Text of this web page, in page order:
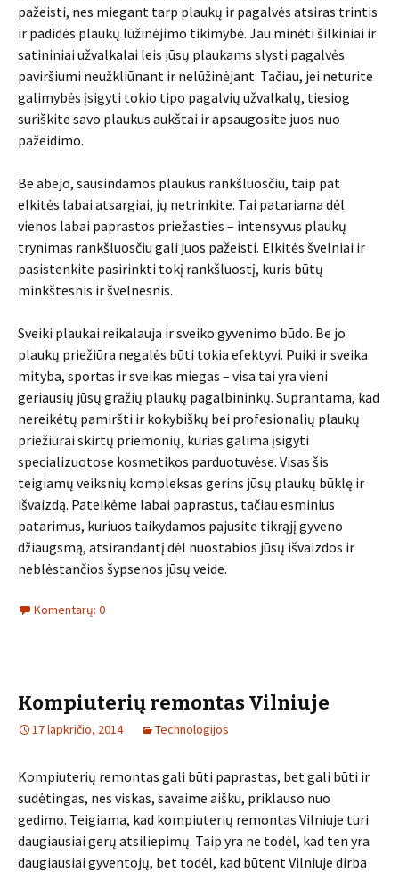
pažeisti, nes miegant tarp plaukų ir pagalvės atsiras trintis
ir padidės plaukų lūžinėjimo tikimybė. Jau minėti šilkiniai ir
satininiai užvalkalai leis jūsų plaukams slysti pagalvės
paviršiumi neužkliūnant ir nelūžinėjant. Tačiau, jei neturite
galimybės įsigyti tokio tipo pagalvių užvalkalų, tiesiog
suriškite savo plaukus aukštai ir apsaugosite juos nuo
pažeidimo.
Be abejo, sausindamos plaukus rankšluosčiu, taip pat
elkitės labai atsargiai, jų netrinkite. Tai patariama dėl
vienos labai paprastos priežasties – intensyvus plaukų
trynimas rankšluosčiu gali juos pažeisti. Elkitės švelniai ir
pasistenkite pasirinkti tokį rankšluostį, kuris būtų
minkštesnis ir švelnesnis.
Sveiki plaukai reikalauja ir sveiko gyvenimo būdo. Be jo
plaukų priežiūra negalės būti tokia efektyvi. Puiki ir sveika
mityba, sportas ir sveikas miegas – visa tai yra vieni
geriausių jūsų gražių plaukų pagalbininkų. Suprantama, kad
nereikėtų pamiršti ir kokybiškų bei profesionalių plaukų
priežiūrai skirtų priemonių, kurias galima įsigyti
specializuotose kosmetikos parduotuvėse. Visas šis
teigiamų veiksnių kompleksas gerins jūsų plaukų būklę ir
išvaizdą. Pateikėme labai paprastus, tačiau esminius
patarimus, kuriuos taikydamos pajusite tikrąjį gyveno
džiaugsmą, atsirandantį dėl nuostabios jūsų išvaizdos ir
neblėstančios šypsenos jūsų veide.
Komentarų: 0
Kompiuterių remontas Vilniuje
17 lapkričio, 2014 Technologijos
Kompiuterių remontas gali būti paprastas, bet gali būti ir
sudėtingas, nes viskas, savaime aišku, priklauso nuo
gedimo. Teigiama, kad kompiuterių remontas Vilniuje turi
daugiausiai gerų atsiliepimų. Taip yra ne todėl, kad ten yra
daugiausiai gyventojų, bet todėl, kad būtent Vilniuje dirba